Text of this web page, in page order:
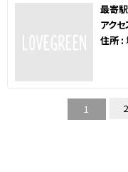
最寄
アク
住所 :
1 2